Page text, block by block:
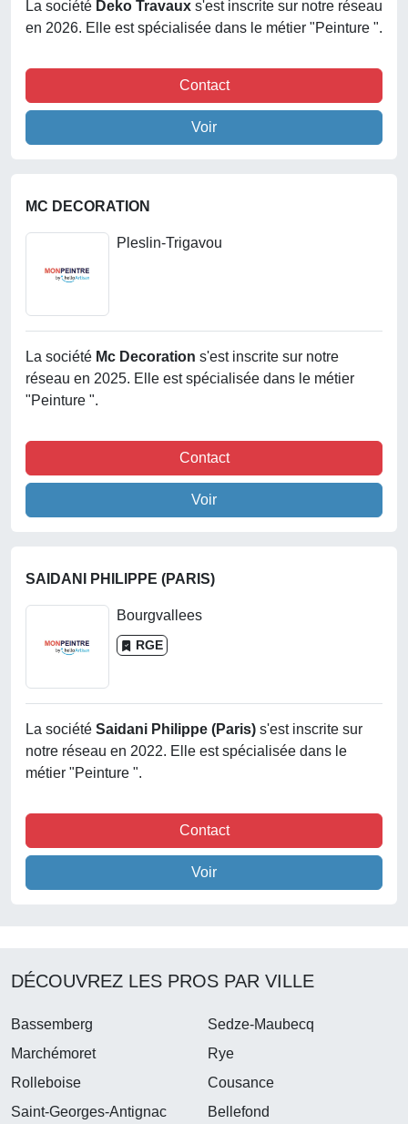
La société Deko Travaux s'est inscrite sur notre réseau
en 2026. Elle est spécialisée dans le métier "Peinture ".
Contact
Voir
MC DECORATION
Pleslin-Trigavou
La société Mc Decoration s'est inscrite sur notre
réseau en 2025. Elle est spécialisée dans le métier
"Peinture ".
Contact
Voir
SAIDANI PHILIPPE (PARIS)
Bourgvallees
RGE
La société Saidani Philippe (paris) s'est inscrite sur
notre réseau en 2022. Elle est spécialisée dans le
métier "Peinture ".
Contact
Voir
DÉCOUVREZ LES PROS PAR VILLE
Bassemberg
Sedze-Maubecq
Marchémoret
Rye
Rolleboise
Cousance
Saint-Georges-Antignac
Bellefond